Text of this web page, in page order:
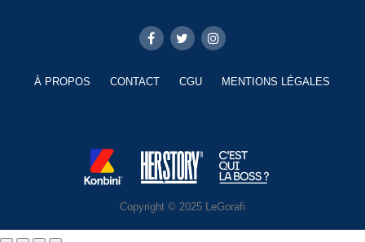
À PROPOS CONTACT CGU MENTIONS LÉGALES
Copyright © 2025 LeGorafi